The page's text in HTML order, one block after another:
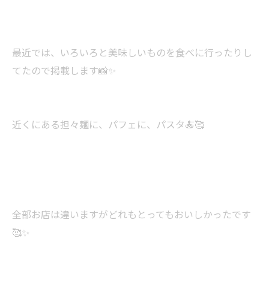
最近では、いろいろと美味しいものを食べに行ったりし
てたので掲載します📸✨
近くにある担々麺に、パフェに、パスタ🍝🥰
全部お店は違いますがどれもとってもおいしかったです
🥰✨